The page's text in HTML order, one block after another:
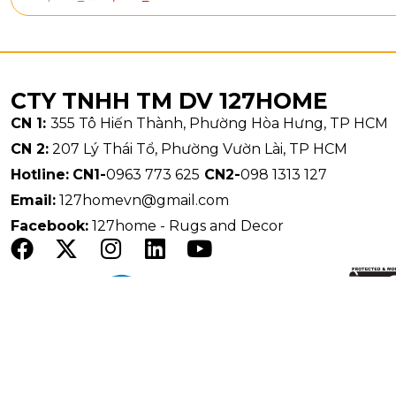
Quạt trần
làm
lúc hoặc
Thiết kế
chất liệu
sản phẩm
CTY TNHH TM DV 127HOME
CN 1: 355 Tô Hiến Thành, Phường Hòa Hưng, TP HCM
CN 2: 207 Lý Thái Tổ, Phường Vườn Lài, TP HCM
Hotline: CN1-0963 773 625 CN2-098 1313 127
Email: 127homevn@gmail.com
Facebook: 127home - Rugs and Decor